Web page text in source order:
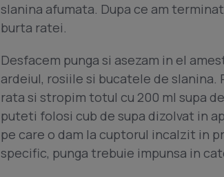
slanina afumata. Dupa ce am
burta ratei.
Desfacem punga si asezam in el
ardeiul, rosiile si bucatele de
rata si stropim totul cu 200 ml supa
puteti folosi cub de supa dizolvat in
pe care o dam la cuptorul incalzit in
specific, punga trebuie impunsa in